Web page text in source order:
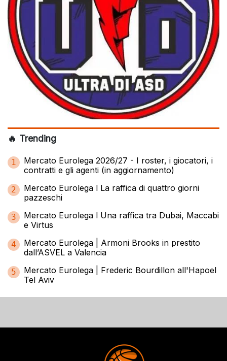
🔥 Trending
1
Mercato Eurolega 2026/27 - I roster, i giocatori, i
contratti e gli agenti (in aggiornamento)
2
Mercato Eurolega l La raffica di quattro giorni
pazzeschi
3
Mercato Eurolega l Una raffica tra Dubai, Maccabi
e Virtus
4
Mercato Eurolega | Armoni Brooks in prestito
dall’ASVEL a Valencia
5
Mercato Eurolega | Frederic Bourdillon all'Hapoel
Tel Aviv